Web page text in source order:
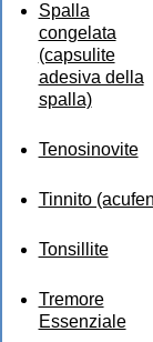
Spalla
congelata
(capsulite
adesiva della
spalla)
Tenosinovite
Tinnito
Tonsillite
Tremore
Essenziale